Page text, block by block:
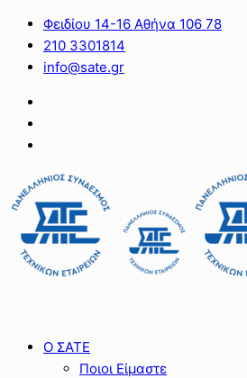
Φειδίου 14-16 Αθήνα 106 78
210 3301814
info@sate.gr
Ο ΣΑΤΕ
Ποιοι Είμαστε